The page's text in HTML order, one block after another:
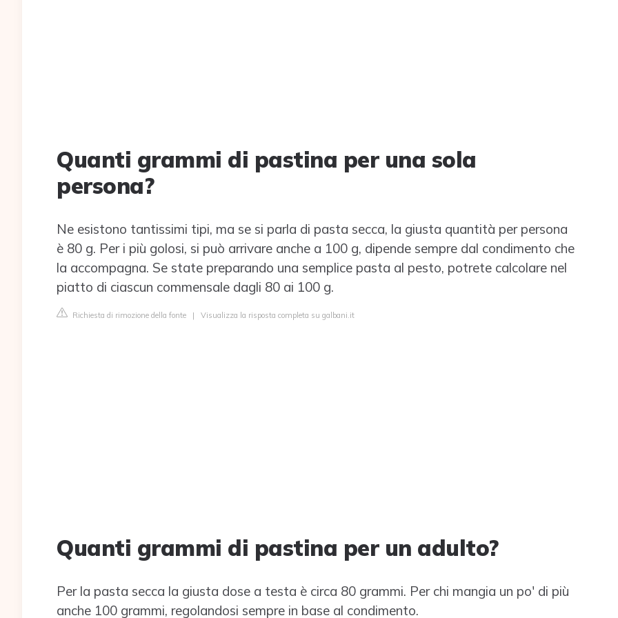
Quanti grammi di pastina per una sola
persona?
Ne esistono tantissimi tipi, ma se si parla di pasta secca, la giusta quantità per persona
è 80 g. Per i più golosi, si può arrivare anche a 100 g, dipende sempre dal condimento che
la accompagna. Se state preparando una semplice pasta al pesto, potrete calcolare nel
piatto di ciascun commensale dagli 80 ai 100 g.
Richiesta di rimozione della fonte | Visualizza la risposta completa su galbani.it
Quanti grammi di pastina per un adulto?
Per la pasta secca la giusta dose a testa è circa 80 grammi. Per chi mangia un po' di più
anche 100 grammi, regolandosi sempre in base al condimento.